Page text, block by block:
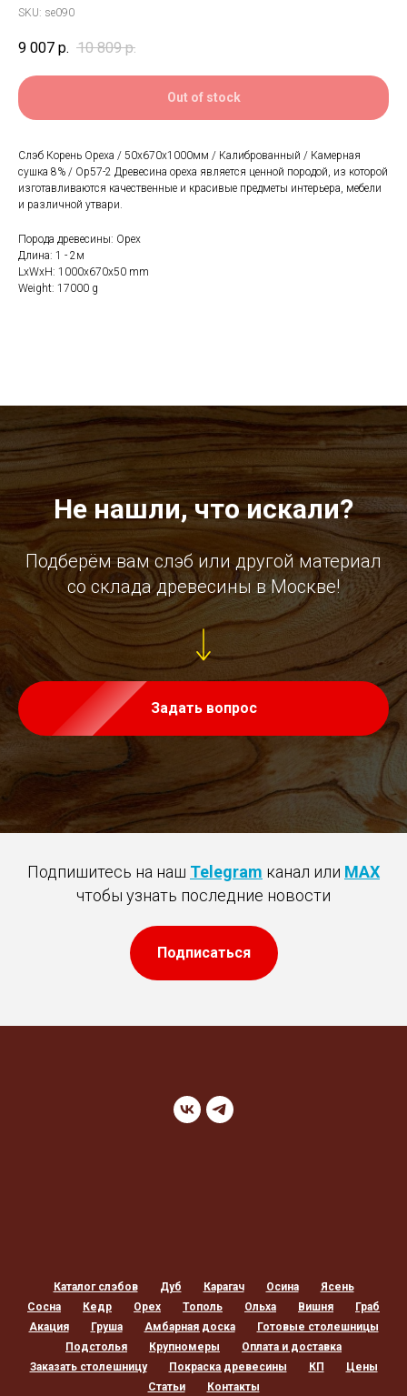
SKU: se090
9 007 р. 10 809 р.
Out of stock
Слэб Корень Ореха / 50х670х1000мм / Калиброванный / Камерная
сушка 8% / Ор57-2 Древесина ореха является ценной породой, из которой
изготавливаются качественные и красивые предметы интерьера, мебели
и различной утвари.
Порода древесины: Орех
Длина: 1 - 2м
LxWxH: 1000x670x50 mm
Weight: 17000 g
Не нашли, что искали?
Подберём вам слэб или другой материал
со склада древесины в Москве!
Задать вопрос
Подпишитесь на наш Telegram канал или MAX
чтобы узнать последние новости
Подписаться
Каталог слэбов Дуб Карагач Осина
Ясень
Сосна
Кедр Орех Тополь Ольха Вишня
Граб
Акация
Груша Амбарная доска
Готовые столешницы
Подстолья
Крупномеры
Оплата и доставка
Заказать столешницу
Покраска древесины КП
Цены
Статьи
Контакты